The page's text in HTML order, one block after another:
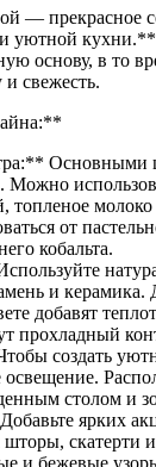
— прекрасное
уютной
основу, в то
и свежесть.
Основными
топленое
от
кобальта.
и
добавят
прохладный
создать
освещение.
столом и
ярких
шторы, скатерти
и бежевые